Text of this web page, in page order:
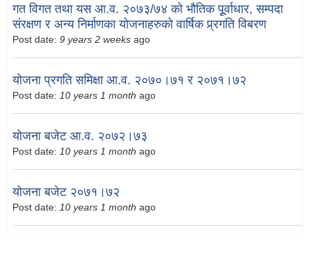
गत विगत तथा यस आ.व. २०७३/७४ को भौतिक पूूर्वाधार, सम्पदा
संरक्षण र अन्य निर्माणका योजनाहरुको वार्षिक प्र्रगति विबरण
Post date: 9 years 2 weeks ago
योजना प्रगति समिक्षा आ.व. २०७०।७१ र २०७१।७२
Post date: 10 years 1 month ago
योजना बजेट आ.व. २०७२।७३
Post date: 10 years 1 month ago
योजना बजेट २०७१।७२
Post date: 10 years 1 month ago